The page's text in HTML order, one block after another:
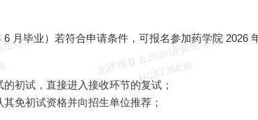
月毕业）若符合申请条件，可报名参加药学院 2026
初试，直接进入接收环节的复试；
免初试资格并向招生单位推荐；
北
洋
维
基
＆
2
0
2
6
级
新
生
Q
Q
群
1
0
2
8
2
2
6
8
3
8